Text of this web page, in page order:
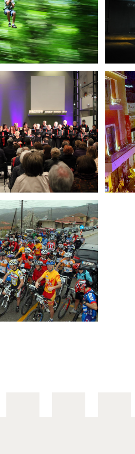
воды Wood
Wild
и день памяти
Павла
MTB Race –